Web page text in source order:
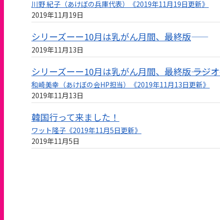
川野 紀子（あけぼの兵庫代表）《2019年11月19日更新》
2019年11月19日
シリーズーー10月は乳がん月間、最終版――
2019年11月13日
シリーズーー10月は乳がん月間、最終版―― ラジ
和崎美幸（あけぼの会HP担当）《2019年11月13日更新》
2019年11月13日
韓国行って来ました！
ワット隆子《2019年11月5日更新》
2019年11月5日